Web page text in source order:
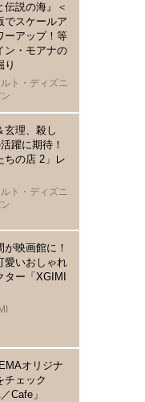
」舞台写真&コメント到着
伝説の海』＜
でスケールア
ーアップ！等
ン・モアナの
り
ト・ディズニ
玄理、殺し
躍に期待！
ちの店 2」レ
ト・ディズニ
が映画館に！
愛いおしゃれ
ター「XGIMI
オリジナ
チェック
Cafe」